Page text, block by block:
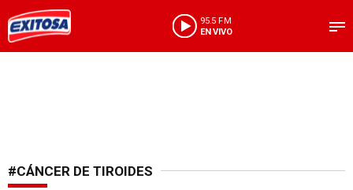
95.5 FM
EN VIVO
#CÁNCER DE TIROIDES